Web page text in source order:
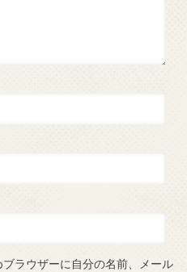
ラウザーに自分の名前、メール